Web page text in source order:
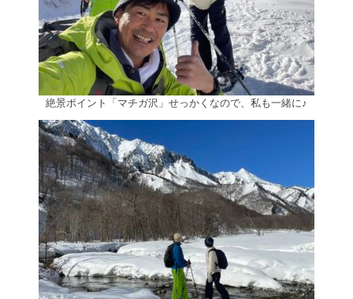
絶景ポイント「マチガ沢」せっかくなので、私も一緒に♪